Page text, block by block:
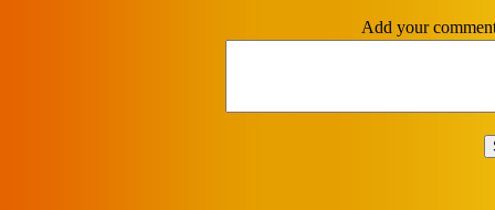
Add your